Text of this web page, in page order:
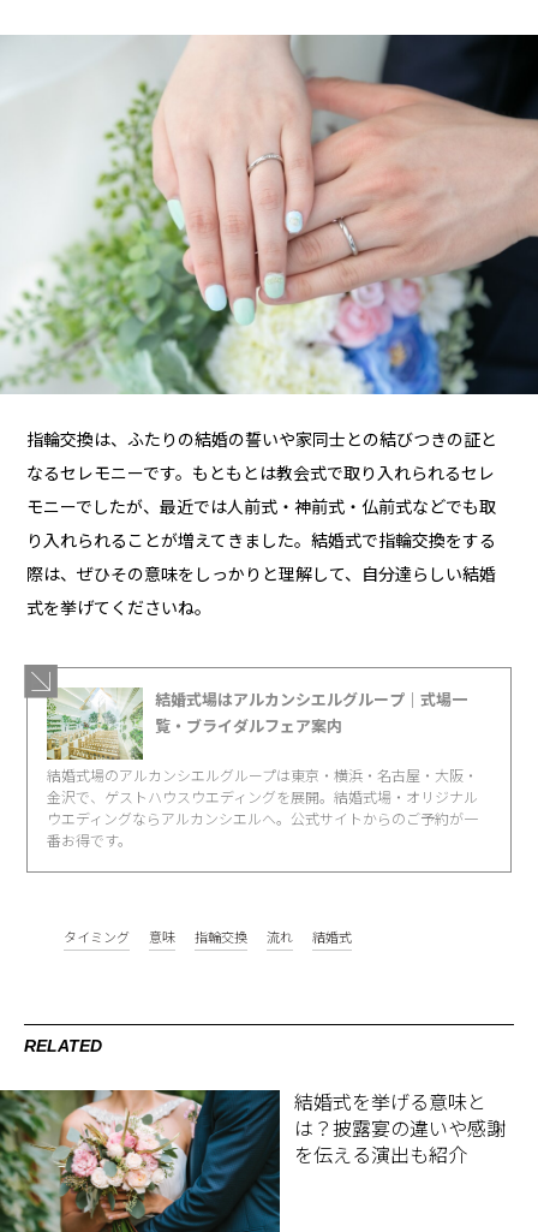
指輪交換は、ふたりの結婚の誓いや家同士との結びつきの証と
なるセレモニーです。もともとは教会式で取り入れられるセレ
モニーでしたが、最近では人前式・神前式・仏前式などでも取
り入れられることが増えてきました。結婚式で指輪交換をする
際は、ぜひその意味をしっかりと理解して、自分達らしい結婚
式を挙げてくださいね。
結婚式場はアルカンシエルグループ｜式場一
覧・ブライダルフェア案内
結婚式場のアルカンシエルグループは東京・横浜・名古屋・大阪・
金沢で、ゲストハウスウエディングを展開。結婚式場・オリジナル
ウエディングならアルカンシエルへ。公式サイトからのご予約が一
番お得です。
タイミング 意味 指輪交換 流れ 結婚式
RELATED
結婚式を挙げる意味と
は？披露宴の違いや感謝
を伝える演出も紹介